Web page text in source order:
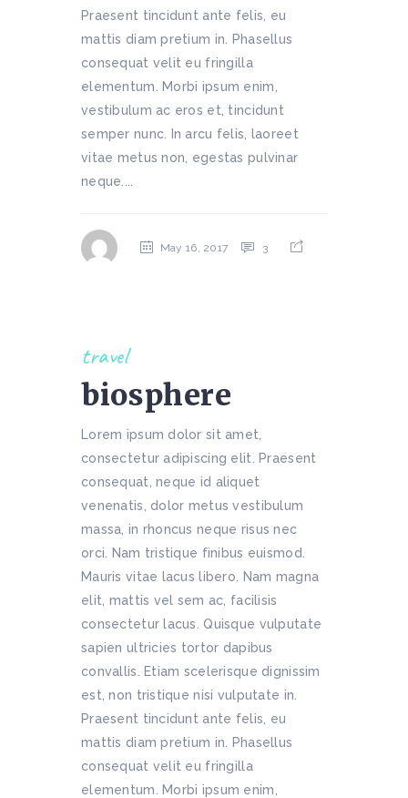
Praesent tincidunt ante felis, eu
mattis diam pretium in. Phasellus
consequat velit eu fringilla
elementum. Morbi ipsum enim,
vestibulum ac eros et, tincidunt
semper nunc. In arcu felis, laoreet
vitae metus non, egestas pulvinar
neque....
May 16, 2017 3
travel
biosphere
Lorem ipsum dolor sit amet,
consectetur adipiscing elit. Praesent
consequat, neque id aliquet
venenatis, dolor metus vestibulum
massa, in rhoncus neque risus nec
orci. Nam tristique finibus euismod.
Mauris vitae lacus libero. Nam magna
elit, mattis vel sem ac, facilisis
consectetur lacus. Quisque vulputate
sapien ultricies tortor dapibus
convallis. Etiam scelerisque dignissim
est, non tristique nisi vulputate in.
Praesent tincidunt ante felis, eu
mattis diam pretium in. Phasellus
consequat velit eu fringilla
elementum. Morbi ipsum enim,